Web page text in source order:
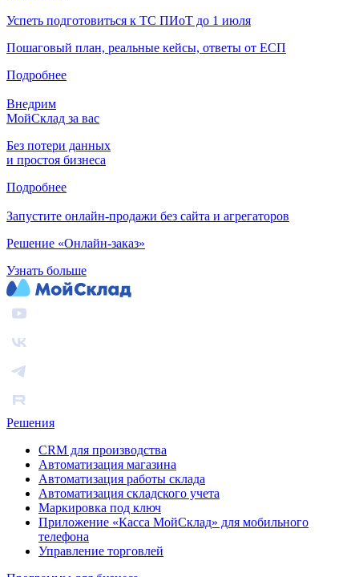
Успеть подготовиться к ТС ПИоТ до 1 июля
Пошаговый план, реальные кейсы, ответы от ЕСП
Подробнее
Внедрим
МойСклад за вас
Без потери данных
и простоя бизнеса
Подробнее
Запустите онлайн-продажи без сайта и агрегаторов
Решение «Онлайн-заказ»
Узнать больше
Решения
CRM для производства
Автоматизация магазина
Автоматизация работы склада
Автоматизация складского учета
Маркировка под ключ
Приложение «Касса МойСклад» для мобильного
телефона
Управление торговлей